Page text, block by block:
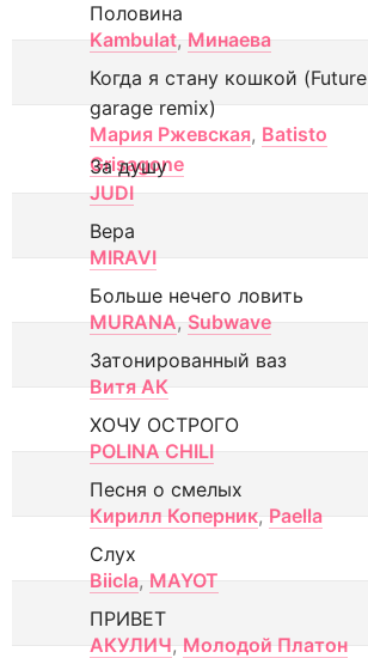
Половина
Kambulat, Минаева
Когда я стану кошкой (Future
garage remix)
Мария Ржевская, Batisto
Grisagone
За душу
JUDI
Вера
MIRAVI
Больше нечего ловить
MURANA, Subwave
Затонированный ваз
Витя АК
ХОЧУ ОСТРОГО
POLINA CHILI
Песня о смелых
Кирилл Коперник, Paella
Слух
Biicla, MAYOT
ПРИВЕТ
АКУЛИЧ, Молодой Платон